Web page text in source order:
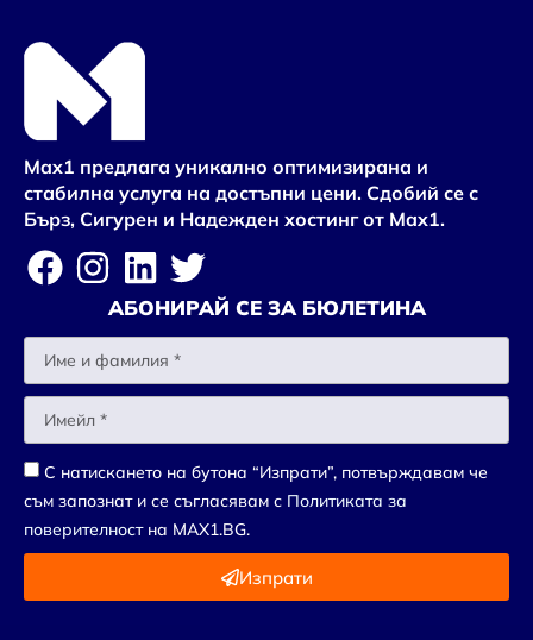
Max1 предлага уникално оптимизирана и
стабилна услуга на достъпни цени. Сдобий се с
Бърз, Сигурен и Надежден хостинг от Max1.
АБОНИРАЙ СЕ ЗА БЮЛЕТИНА
С натискането на бутона “Изпрати”, потвърждавам че
съм запознат и се съгласявам с Политиката за
поверителностна MAX1.BG.
Изпрати